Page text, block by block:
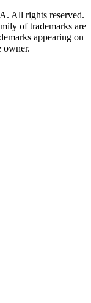
All rights reserved.
of trademarks are
appearing on
owner.